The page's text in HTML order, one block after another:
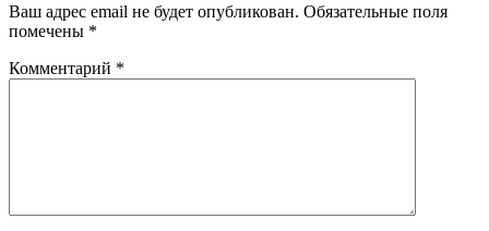
Ваш адрес email не будет опубликован. Обязательные поля
помечены *
Комментарий *